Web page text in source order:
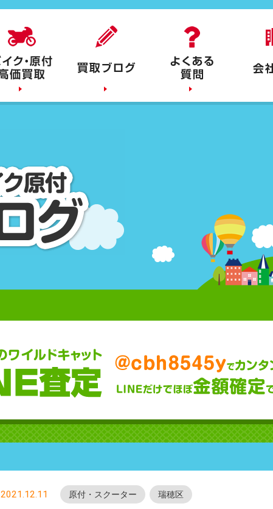
2021.12.11 原付・スクーター 瑞穂区